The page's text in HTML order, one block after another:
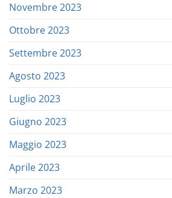
Novembre 2023
Ottobre 2023
Settembre 2023
Agosto 2023
Luglio 2023
Giugno 2023
Maggio 2023
Aprile 2023
Marzo 2023